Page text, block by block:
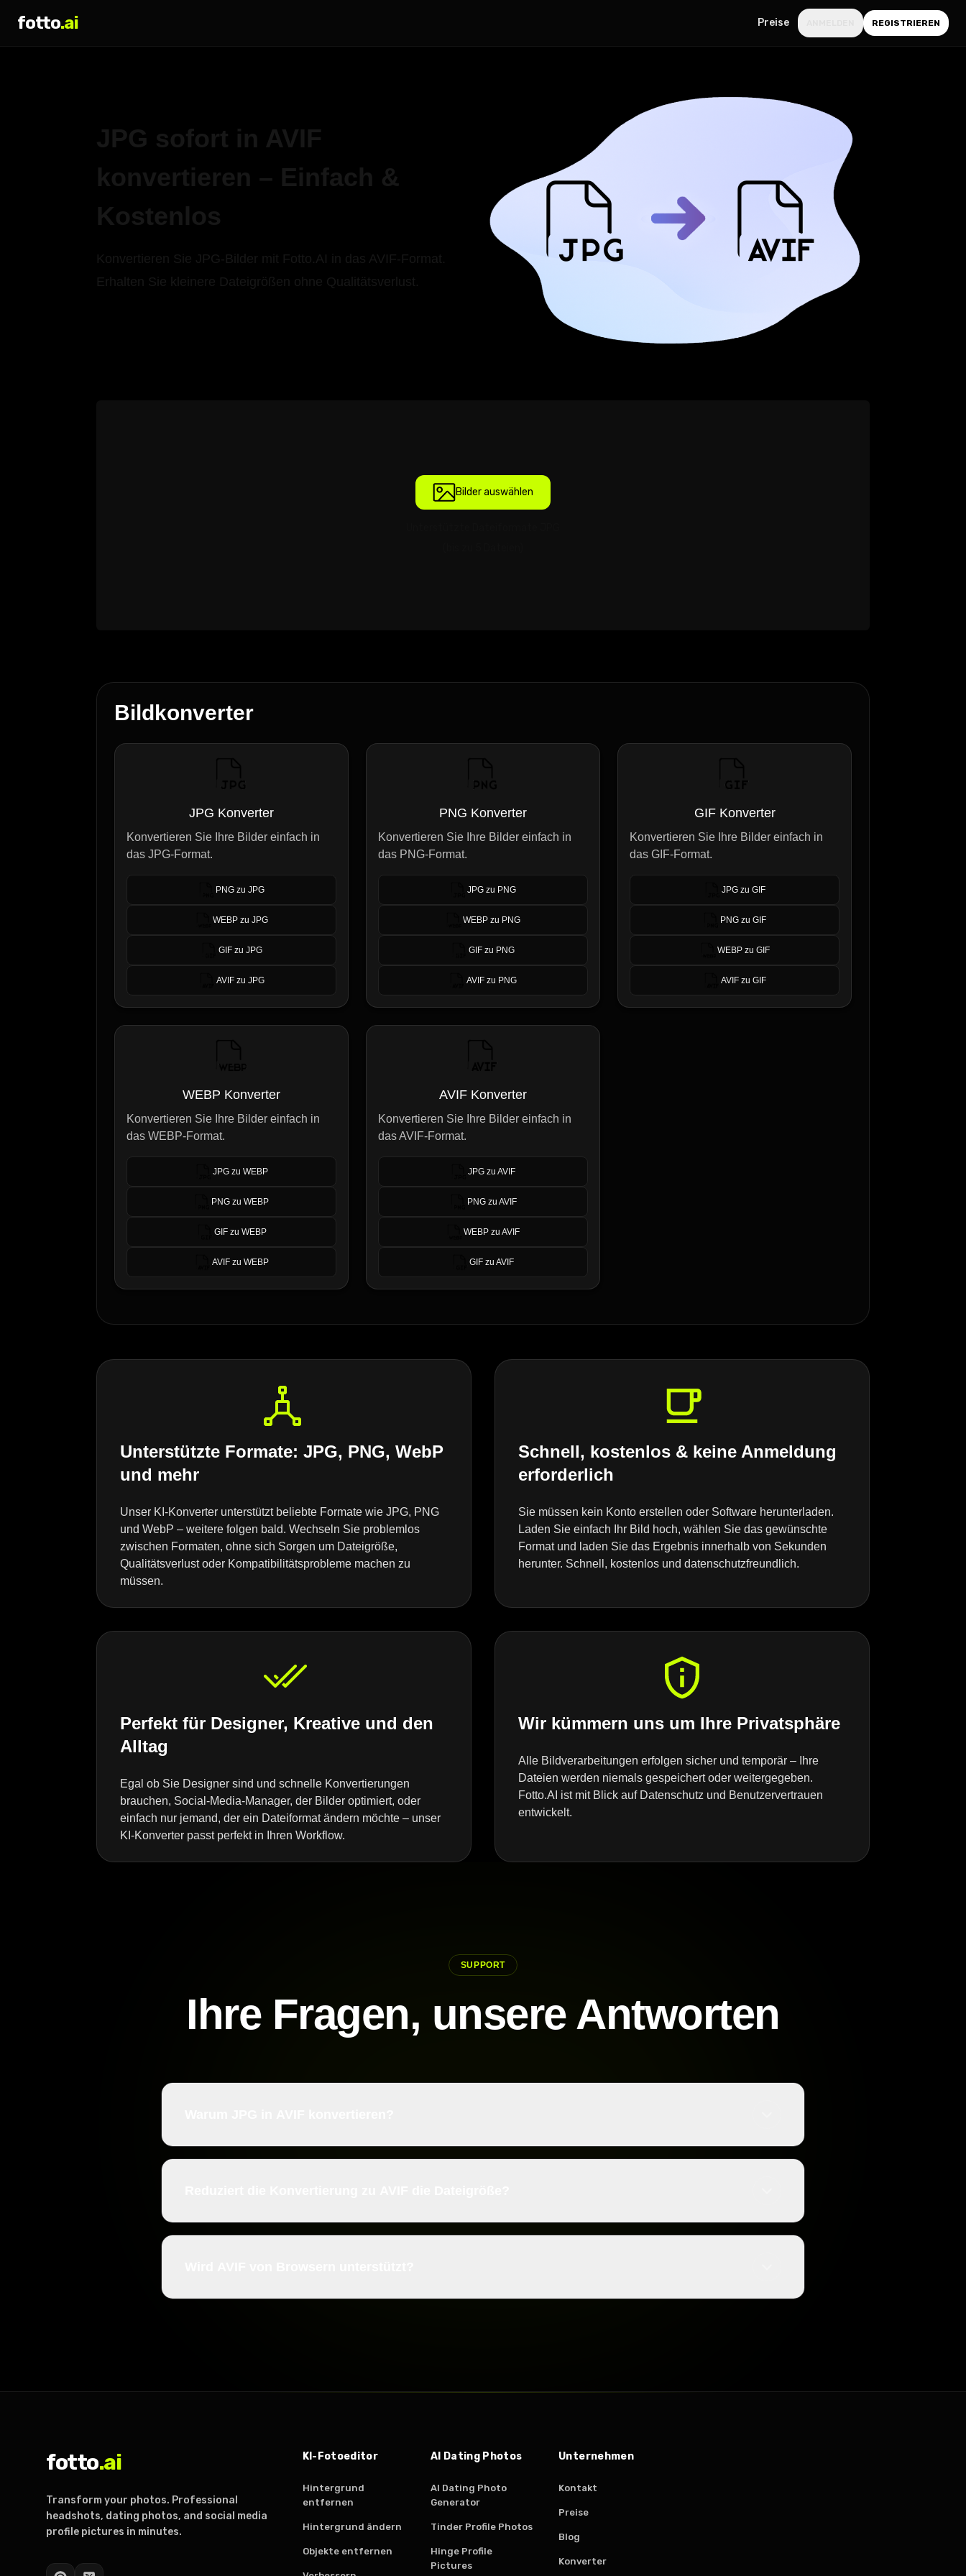
fotto.ai Preise REGISTRIEREN
Bilder auswählen
Bildkonverter
JPG Konverter
Konvertieren Sie Ihre Bilder einfach in
das JPG-Format.
PNG zu JPG
WEBP zu JPG
GIF zu JPG
AVIF zu JPG
PNG Konverter
Konvertieren Sie Ihre Bilder einfach in
das PNG-Format.
JPG zu PNG
WEBP zu PNG
GIF zu PNG
AVIF zu PNG
GIF Konverter
Konvertieren Sie Ihre Bilder einfach in
das GIF-Format.
JPG zu GIF
PNG zu GIF
WEBP zu GIF
AVIF zu GIF
WEBP Konverter
Konvertieren Sie Ihre Bilder einfach in
das WEBP-Format.
JPG zu WEBP
PNG zu WEBP
GIF zu WEBP
AVIF zu WEBP
AVIF Konverter
Konvertieren Sie Ihre Bilder einfach in
das AVIF-Format.
JPG zu AVIF
PNG zu AVIF
WEBP zu AVIF
GIF zu AVIF
Unterstützte Formate: JPG, PNG, WebP
und mehr
Unser KI-Konverter unterstützt beliebte Formate wie JPG, PNG
und WebP – weitere folgen bald. Wechseln Sie problemlos
zwischen Formaten, ohne sich Sorgen um Dateigröße,
Qualitätsverlust oder Kompatibilitätsprobleme machen zu
müssen.
Schnell, kostenlos & keine Anmeldung
erforderlich
Sie müssen kein Konto erstellen oder Software herunterladen.
Laden Sie einfach Ihr Bild hoch, wählen Sie das gewünschte
Format und laden Sie das Ergebnis innerhalb von Sekunden
herunter. Schnell, kostenlos und datenschutzfreundlich.
Perfekt für Designer, Kreative und den
Alltag
Egal ob Sie Designer sind und schnelle Konvertierungen
brauchen, Social-Media-Manager, der Bilder optimiert, oder
einfach nur jemand, der ein Dateiformat ändern möchte – unser
KI-Konverter passt perfekt in Ihren Workflow.
Wir kümmern uns um Ihre Privatsphäre
Alle Bildverarbeitungen erfolgen sicher und temporär – Ihre
Dateien werden niemals gespeichert oder weitergegeben.
Fotto.AI ist mit Blick auf Datenschutz und Benutzervertrauen
entwickelt.
SUPPORT
Ihre Fragen, unsere Antworten
fotto.ai
Transform your photos. Professional
headshots, dating photos, and social media
profile pictures in minutes.
KI-Fotoeditor
Hintergrund
entfernen
Hintergrund ändern
Objekte entfernen
AI Dating Photos
AI Dating Photo
Generator
Tinder Profile Photos
Hinge Profile
Pictures
Unternehmen
Kontakt
Preise
Blog
Konverter